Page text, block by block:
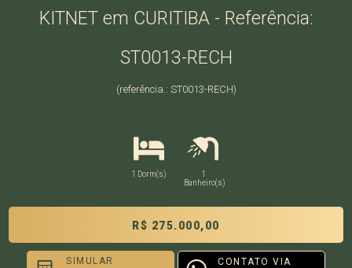
KITNET em CURITIBA - Referência:
ST0013-RECH
(referência.: ST0013-RECH)
1 Dorm(s)
1
Banheiro(s)
R$ 275.000,00
SIMULAR
CONTATO VIA